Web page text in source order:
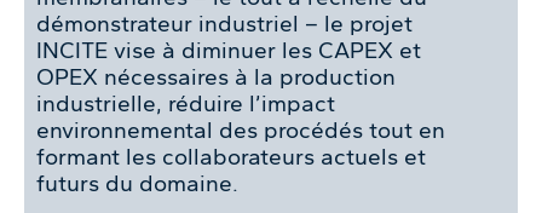
démonstrateur industriel – le projet
INCITE vise à diminuer les CAPEX et
OPEX nécessaires à la production
industrielle, réduire l’impact
environnemental des procédés tout en
formant les collaborateurs actuels et
futurs du domaine.